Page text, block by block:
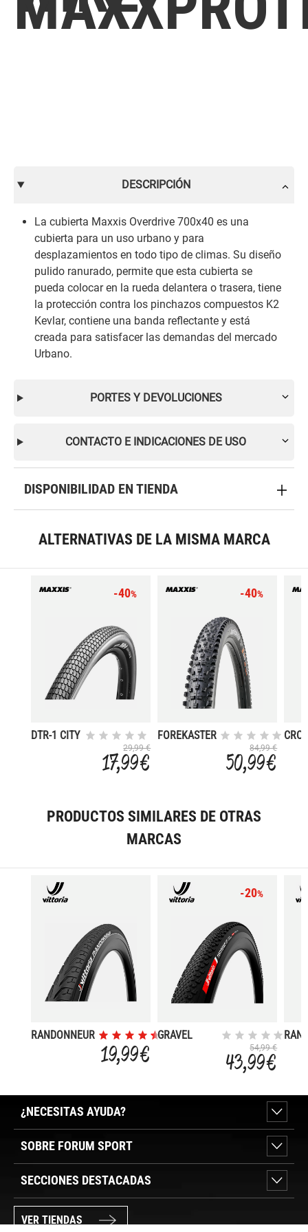
DESCRIPCIÓN
La cubierta Maxxis Overdrive 700x40 es una
cubierta para un uso urbano y para
desplazamientos en todo tipo de climas. Su diseño
pulido ranurado, permite que esta cubierta se
pueda colocar en la rueda delantera o trasera, tiene
la protección contra los pinchazos compuestos K2
Kevlar, contiene una banda reflectante y está
creada para satisfacer las demandas del mercado
Urbano.
PORTES Y DEVOLUCIONES
CONTACTO E INDICACIONES DE USO
DISPONIBILIDAD EN TIENDA
ALTERNATIVAS DE LA MISMA MARCA
-40%
DTR-1 CITY
29,99 €
17,99 €
-40%
FOREKASTER
84,99 €
50,99 €
PRODUCTOS SIMILARES DE OTRAS
MARCAS
RANDONNEUR
19,99 €
-20%
GRAVEL
54,99 €
43,99 €
¿NECESITAS AYUDA?
SOBRE FORUM SPORT
SECCIONES DESTACADAS
VER TIENDAS